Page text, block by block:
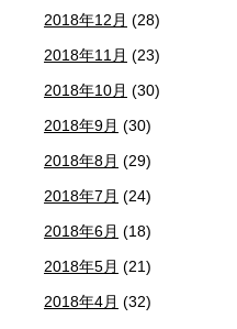
2018年12月 (28)
2018年11月 (23)
2018年10月 (30)
2018年9月 (30)
2018年8月 (29)
2018年7月 (24)
2018年6月 (18)
2018年5月 (21)
2018年4月 (32)